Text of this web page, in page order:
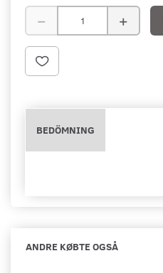
BEDÖMNING
ANDRE KØBTE OGSÅ